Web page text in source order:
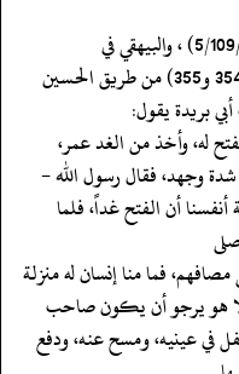
‏‏‏‏"دلائل النبوة" (4/ 210) ، وأحمد (5/353- 354 و355) من طريق الحسين
بريدة يقول:
له، وأخذ من الغد عمر،
وجهد، فقال رسول الله -
أن الفتح غداً، فلما
مصافهم، فما منا إنسان له منزلة
هو يرجو أن يكون صاحب
في عينيه، ومسح عنه، ودفع